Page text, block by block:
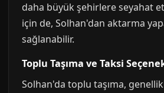
daha büyük şehirlere seyahat
için de, Solhan'dan aktarma
sağlanabilir.
Toplu Taşıma ve Taksi
Solhan'da toplu taşıma,